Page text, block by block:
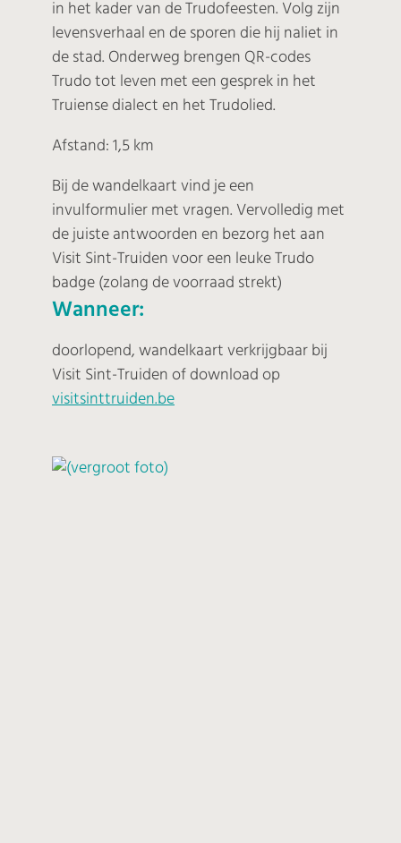
in het kader van de Trudofeesten. Volg zijn
levensverhaal en de sporen die hij naliet in
de stad. Onderweg brengen QR-codes
Trudo tot leven met een gesprek in het
Truiense dialect en het Trudolied.
Afstand: 1,5 km
Bij de wandelkaart vind je een
invulformulier met vragen. Vervolledig met
de juiste antwoorden en bezorg het aan
Visit Sint-Truiden voor een leuke Trudo
badge (zolang de voorraad strekt)
Wanneer:
doorlopend, wandelkaart verkrijgbaar bij
Visit Sint-Truiden of download op
visitsinttruiden.be